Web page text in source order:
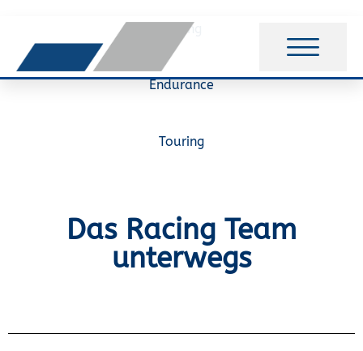
Racing
Endurance
Touring
Das Racing Team
unterwegs